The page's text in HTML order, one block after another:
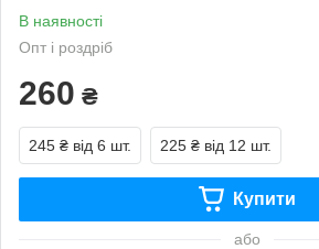
В наявності
Опт і роздріб
260 ₴
245 ₴ від 6 шт. 225 ₴ від 12 шт.
Купити
або